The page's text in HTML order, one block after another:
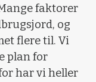
faktorer
og
flere til. Vi
plan for
har vi heller